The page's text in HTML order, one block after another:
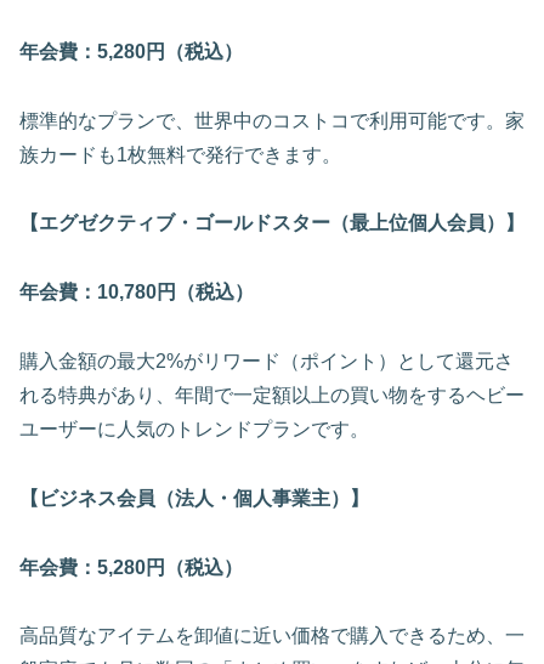
年会費：5,280円（税込）
標準的なプランで、世界中のコストコで利用可能です。家
族カードも1枚無料で発行できます。
【エグゼクティブ・ゴールドスター（最上位個人会員）】
年会費：10,780円（税込）
購入金額の最大2%がリワード（ポイント）として還元さ
れる特典があり、年間で一定額以上の買い物をするヘビー
ユーザーに人気のトレンドプランです。
【ビジネス会員（法人・個人事業主）】
年会費：5,280円（税込）
高品質なアイテムを卸値に近い価格で購入できるため、一